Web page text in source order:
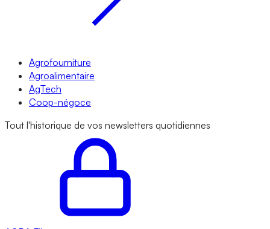
Agrofourniture
Agroalimentaire
AgTech
Coop-négoce
Tout l'historique de vos newsletters quotidiennes